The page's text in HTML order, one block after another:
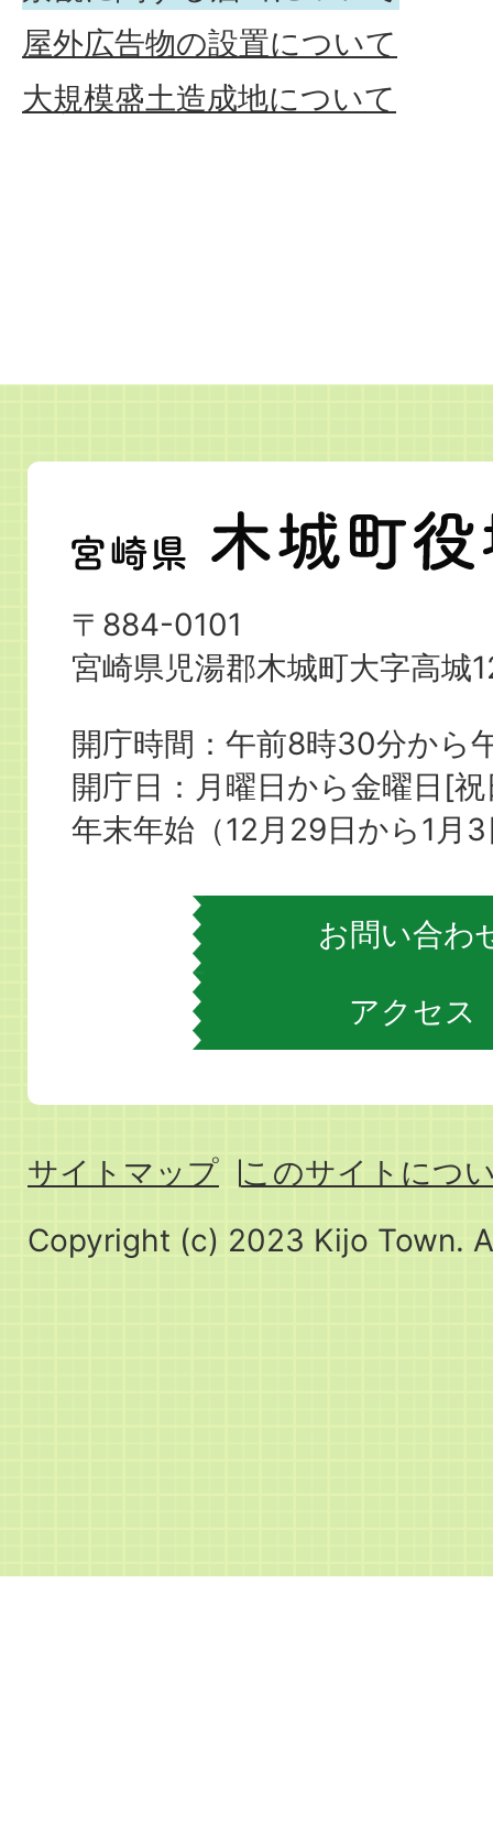
屋外広告物の設置について
大規模盛土造成地について
宮
崎
県
木
町
役
場
〒884-0101
宮崎県児湯郡木城町大字高城
開庁時間：午前8時30分から
開庁日：月曜日から金曜日[
年末年始（12月29日から1月
お問い合わ
アクセス
サイトマップ
このサイトにつ
Copyright (c) 2023 Kijo Town.